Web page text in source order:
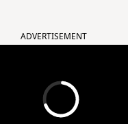
ADVERTISEMENT